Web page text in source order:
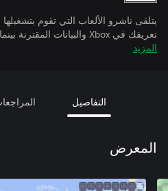
يتلقى ناشرو الألعاب التي تقوم
تعريفك في Xbox والبيانات المقترنة بينما تمارس الألعاب.
المزيد
التفاصيل
المعرض